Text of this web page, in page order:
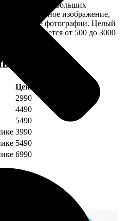
из сотен небольших
как единое изображение,
отдельные фотографии. Целый
помещается от 500 до 3000
Цена, руб.
2990
4490
5490
3990
5490
6990